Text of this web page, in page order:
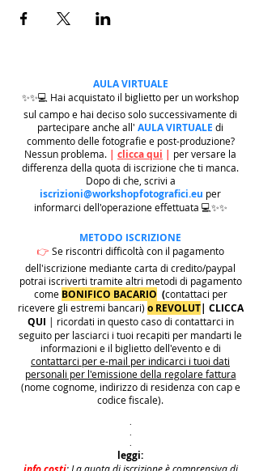
AULA VIRTUALE
✨✨💻 Hai acquistato il biglietto per un workshop
sul campo e hai deciso solo successivamente di
partecipare anche all' AULA VIRTUALE di
commento delle fotografie e post-produzione?
Nessun problema. | clicca qui | per versare la
differenza della quota di iscrizione che ti manca.
Dopo di che, scrivi a
iscrizioni@workshopfotografici.eu per
informarci dell'operazione effettuata 💻✨✨
METODO ISCRIZIONE
👉 Se riscontri difficoltà con il pagamento
dell'iscrizione mediante carta di credito/paypal
potrai iscriverti tramite altri metodi di pagamento
come BONIFICO BACARIO (contattaci per
ricevere gli estremi bancari) o REVOLUT| CLICCA
QUI | ricordati in questo caso di contattarci in
seguito per lasciarci i tuoi recapiti per mandarti le
informazioni e il biglietto dell'evento e di
contattarci per e-mail per indicarci i tuoi dati
personali per l'emissione della regolare fattura
(nome cognome, indirizzo di residenza con cap e
codice fiscale).
.
.
.
leggi: